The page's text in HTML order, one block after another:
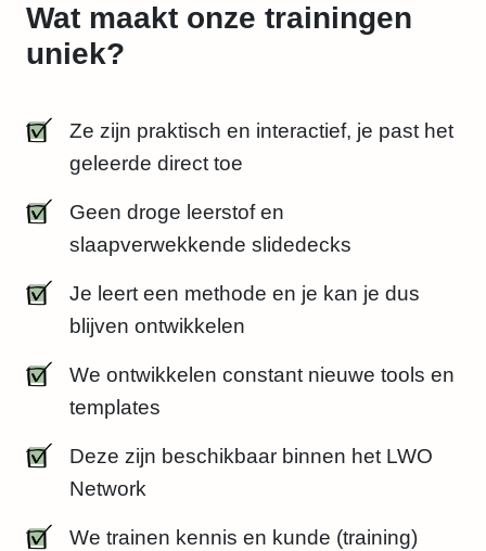
Wat maakt onze trainingen
uniek?
Ze zijn praktisch en interactief, je past het
geleerde direct toe
Geen droge leerstof en
slaapverwekkende slidedecks
Je leert een methode en je kan je dus
blijven ontwikkelen
We ontwikkelen constant nieuwe tools en
templates
Deze zijn beschikbaar binnen het LWO
Network
We trainen kennis en kunde (training)